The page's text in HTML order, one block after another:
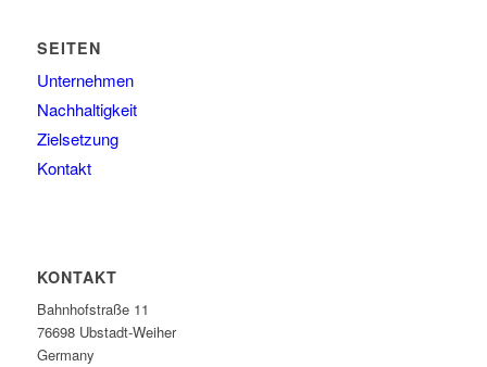
SEITEN
Unternehmen
Nachhaltigkeit
Zielsetzung
Kontakt
KONTAKT
Bahnhofstraße 11
76698 Ubstadt-Weiher
Germany